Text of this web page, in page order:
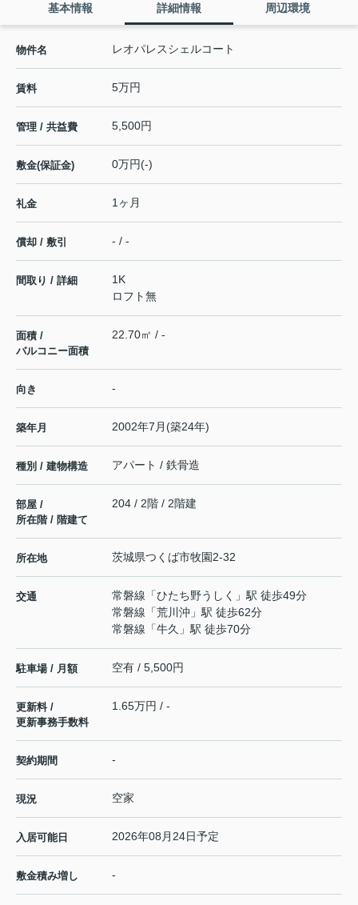
基本情報 詳細情報 周辺環境
物件名 レオパレスシェルコート
賃料 5万円
管理 / 共益費 5,500円
敷金(保証金) 0万円(-)
礼金 1ヶ月
償却 / 敷引 - / -
間取り / 詳細
1K
ロフト無
面積 /
バルコニー面積
22.70㎡ / -
向き -
築年月 2002年7月(築24年)
種別 / 建物構造 アパート / 鉄骨造
部屋 /
所在階 / 階建て
204 / 2階 / 2階建
所在地 茨城県つくば市牧園2-32
交通 常磐線 「ひたち野うしく
」駅 徒歩49分
常磐線 「荒川沖 」駅 徒歩62分
常磐線 「牛久 」駅 徒歩70分
駐車場 / 月額 空有 / 5,500円
更新料 /
更新事務手数料
1.65万円 / -
契約期間 -
現況 空家
入居可能日 2026年08月24日予定
敷金積み増し -